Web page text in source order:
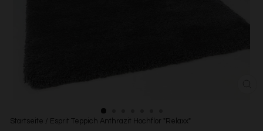
Startseite / Esprit Teppich Anthrazit Hochflor "Relaxx"